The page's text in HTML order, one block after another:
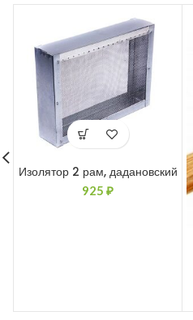
Изолятор 2 рам, дадановский
925₽